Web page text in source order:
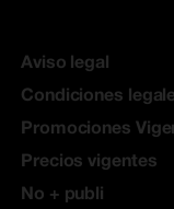
Aviso legal
Condiciones
Promociones
Precios vigentes
No + publi